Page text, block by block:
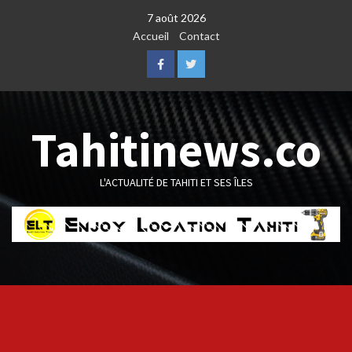
7 août 2026
Accueil
Contact
FacebookTwitter
Tahitinews.co
L'ACTUALITÉ DE TAHITI ET SES ÎLES